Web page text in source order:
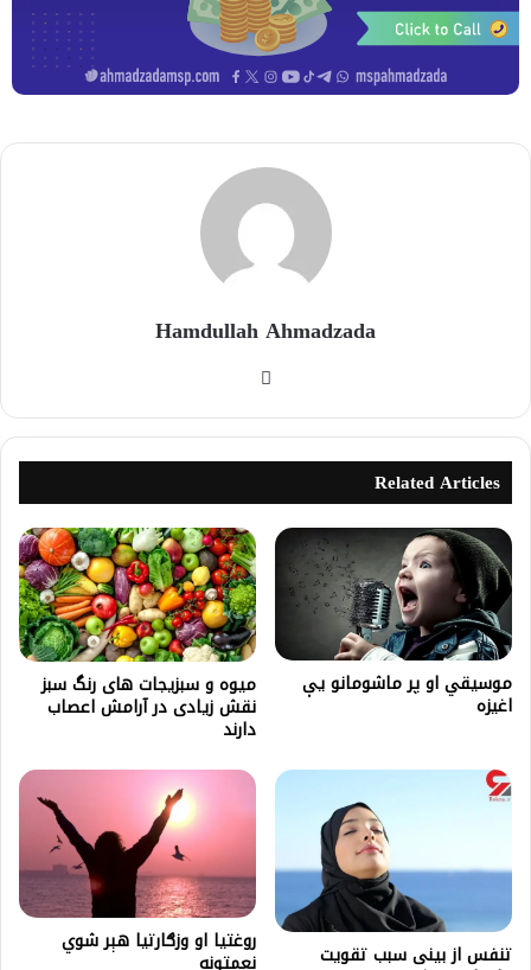
Hamdullah Ahmadzada
Related Articles
موسیقي او پر ماشومانو یې
اغیزه
میوه‌ و سبزیجات های رنگ سبز
نقش زیادی در آرامش اعصاب
دارند
تنفس از بینی سبب تقویت روغتيا او وزګارتيا هېر شوي
نعمتونه